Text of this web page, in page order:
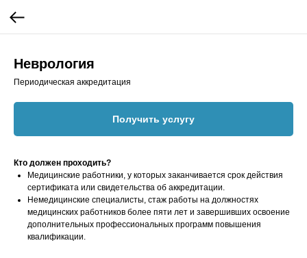
Неврология
Периодическая аккредитация
Получить услугу
Кто должен проходить?
Медицинские работники, у которых заканчивается срок действия
сертификата или свидетельства об аккредитации.
Немедицинские специалисты, стаж работы на должностях
медицинских работников более пяти лет и завершивших освоение
дополнительных профессиональных программ повышения
квалификации.